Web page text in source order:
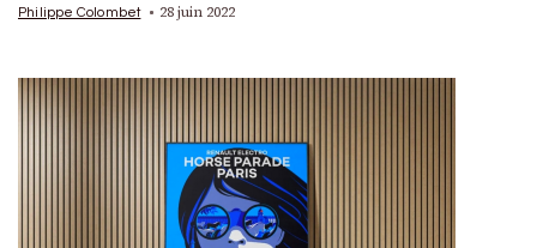
Philippe Colombet 28 juin 2022